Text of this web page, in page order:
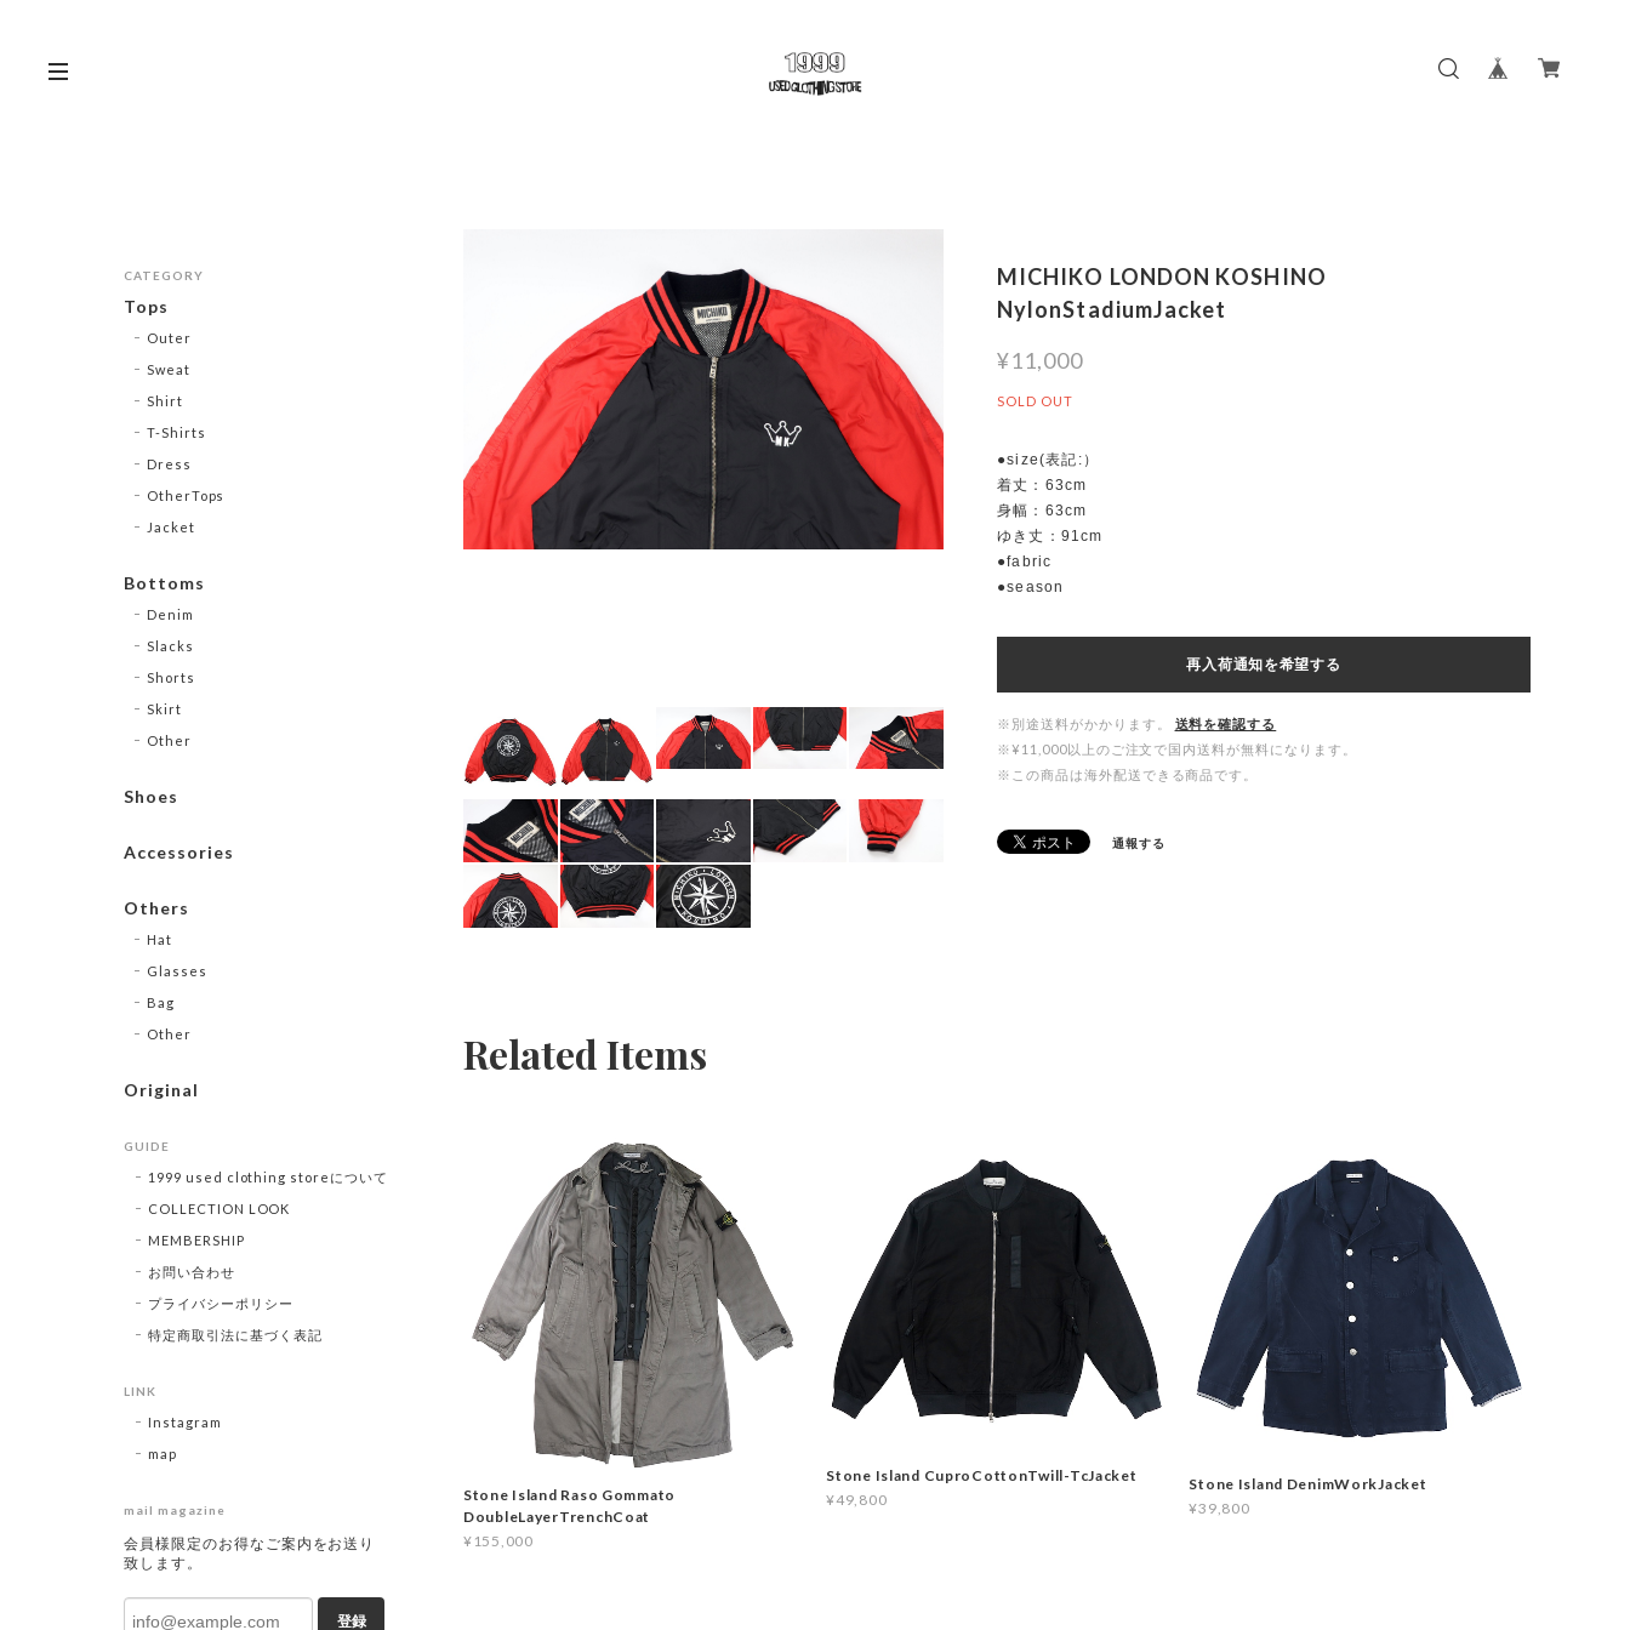
MICHIKO LONDON KOSHINO
NylonStadiumJacket
¥11,000
SOLD OUT
●size(表記:）
着丈：63cm
身幅：63cm
ゆき丈：91cm
●fabric
●season
再入荷通知を希望する
※別途送料がかかります。
送料を確認する
※¥11,000以上のご注文で国内送料が無料になります。
※この商品は海外配送できる商品です。
通報する
Related Items
Stone Island Raso Gommato
DoubleLayerTrenchCoat
¥155,000
Stone Island CuproCottonTwill-TcJacket
¥49,800
Stone Island DenimWorkJacket
¥39,800
CATEGORY
Tops
Outer
Sweat
Shirt
T-Shirts
Dress
OtherTops
Jacket
Bottoms
Denim
Slacks
Shorts
Skirt
Other
Shoes
Accessories
Others
Hat
Glasses
Bag
Other
Original
GUIDE
1999 used clothing storeについて
COLLECTION LOOK
MEMBERSHIP
お問い合わせ
プライバシーポリシー
特定商取引法に基づく表記
LINK
Instagram
map
mail magazine
会員様限定のお得なご案内をお送り
致します。
登録